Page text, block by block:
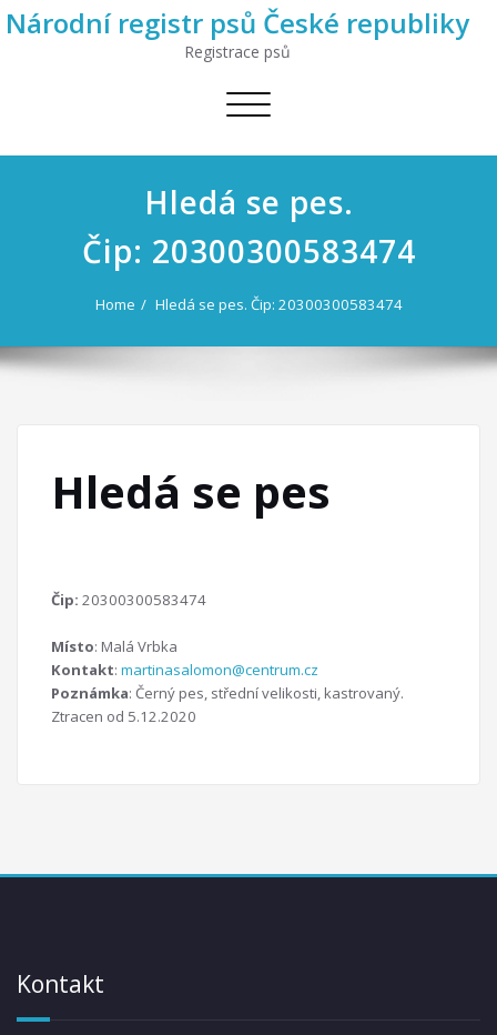
Národní registr psů České republiky
Registrace psů
Toggle
Hledá se pes.
Čip: 20300300583474
Home Hledá se pes. Čip: 20300300583474
Hledá se pes
Čip: 20300300583474
Místo: Malá Vrbka
Kontakt: martinasalomon@centrum.cz
Poznámka: Černý pes, střední velikosti, kastrovaný.
Ztracen od 5.12.2020
Kontakt